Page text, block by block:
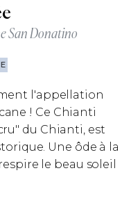
San Donatino
l'appellation
! Ce Chianti
du Chianti, est
Une ôde à la
le beau soleil